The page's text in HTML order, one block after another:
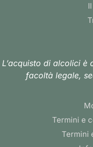
L’acquisto di alcolici è
facoltà legale,
Termini e
Termini